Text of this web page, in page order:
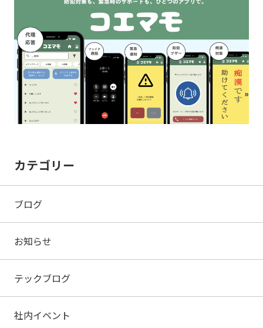
カテゴリー
ブログ
お知らせ
テックブログ
社内イベント